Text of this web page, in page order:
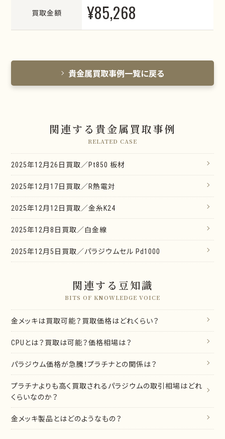
買取金額 ¥85,268
貴金属買取事例一覧に戻る
関連する貴金属買取事例
RELATED CASE
2025年12月26日買取／Pt850 板材
2025年12月17日買取／R熱電対
2025年12月12日買取／金糸K24
2025年12月8日買取／白金線
2025年12月5日買取／パラジウムセル Pd1000
関連する豆知識
BITS OF KNOWLEDGE VOICE
金メッキは買取可能？買取価格はどれくらい？
CPUとは？買取は可能？価格相場は？
パラジウム価格が急騰！プラチナとの関係は？
プラチナよりも高く買取されるパラジウムの取引相場はどれ
くらいなのか？
金メッキ製品とはどのようなもの？